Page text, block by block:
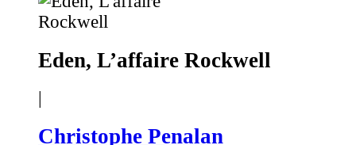
Eden, L’affaire Rockwell
Christophe Penalan